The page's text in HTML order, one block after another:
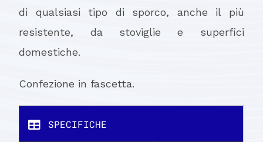
di qualsiasi tipo di sporco, anche il più
resistente, da stoviglie e superfici
domestiche.
Confezione in fascetta.
SPECIFICHE